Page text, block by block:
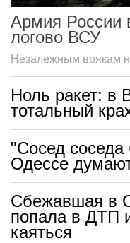
Армия России
логово ВСУ
Незалежным воякам
Ноль ракет: в
тотальный
"Сосед соседа
Одессе
Сбежавшая в
попала в ДТП
каяться